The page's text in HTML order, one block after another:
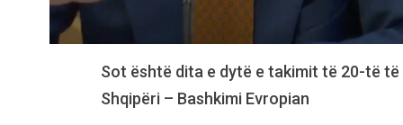
Sot është dita e dytë e takimit të 20-të
Shqipëri – Bashkimi Evropian